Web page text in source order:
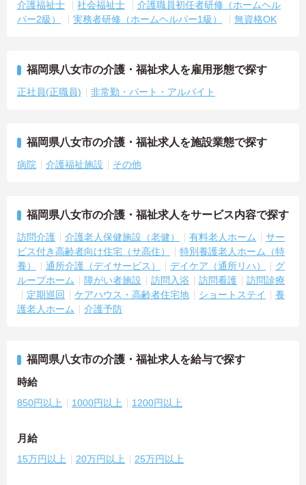
介護福祉士 社会福祉士
介護職員初任者研修（ホームヘル
パー2級）
実務者研修（ホームヘルパー1級） 無資格OK
福岡県八女市の介護・福祉求人を雇用形態で探す
正社員(正職員) 非常勤・パート・アルバイト
福岡県八女市の介護・福祉求人を施設業態で探す
病院 介護福祉施設 その他
福岡県八女市の介護・福祉求人をサービス内容で探す
訪問介護 介護老人保健施設（老健） 有料老人ホーム
サー
ビス付き高齢者向け住宅（サ高住）
特別養護老人ホーム（特
養）
通所介護（デイサービス） デイケア（通所リハ）
グ
ループホーム
障がい者施設 訪問入浴 訪問看護
訪問診療
定期巡回
ケアハウス・高齢者住宅地 ショートステイ
養
護老人ホーム
介護予防
福岡県八女市の介護・福祉求人を給与で探す
時給
850円以上 1000円以上 1200円以上
月給
15万円以上 20万円以上 25万円以上